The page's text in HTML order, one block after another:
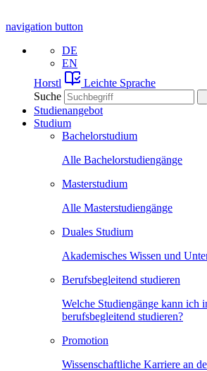
navigation button
DE
EN
Horstl
Leichte Sprache
Suche
Studienangebot
Studium
Bachelorstudium
Alle Bachelorstudiengänge
Masterstudium
Alle Masterstudiengänge
Duales Studium
Akademisches Wissen und
Berufsbegleitend studieren
Welche Studiengänge kann ich
berufsbegleitend studieren?
Promotion
Wissenschaftliche Karriere an